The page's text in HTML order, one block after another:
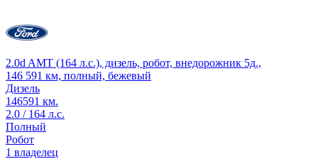
2.0d AMT (164 л.с.), дизель, робот, внедорожник 5д.,
146 591 км, полный, бежевый
Дизель
146591 км.
2.0 / 164 л.с.
Полный
Робот
1 владелец